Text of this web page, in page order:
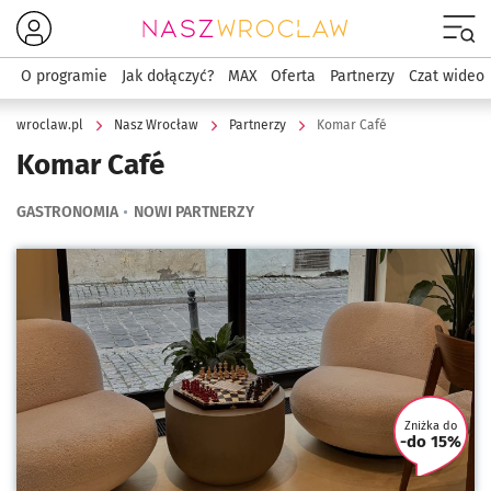
O programie Jak dołączyć? MAX Oferta Partnerzy Czat wideo
wroclaw.pl Nasz Wrocław Partnerzy Komar Café
Komar Café
GASTRONOMIA NOWI PARTNERZY
Kliknij, aby powiększyć
U tego
Zniżka do
-do 15%